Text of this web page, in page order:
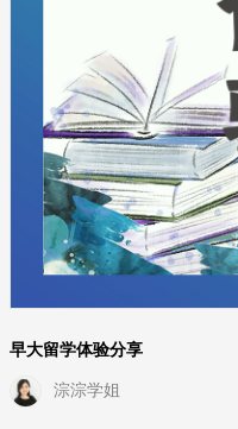
早大留学体验分享
淙淙学姐